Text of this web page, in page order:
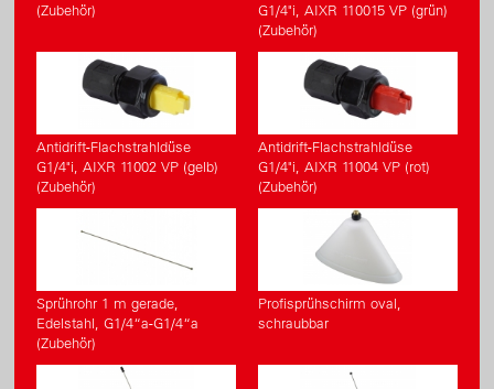
(Zubehör)
G1/4"i, AIXR 110015 VP (grün)
(Zubehör)
Antidrift-Flachstrahldüse
G1/4"i, AIXR 11002 VP (gelb)
(Zubehör)
Antidrift-Flachstrahldüse
G1/4"i, AIXR 11004 VP (rot)
(Zubehör)
Sprührohr 1 m gerade,
Edelstahl, G1/4“a-G1/4“a
(Zubehör)
Profisprühschirm oval,
schraubbar